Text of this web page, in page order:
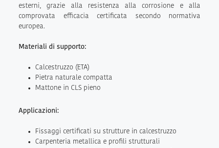
esterni, grazie alla resistenza alla corrosione e alla
comprovata efficacia certificata secondo normativa
europea.
Materiali di supporto:
Calcestruzzo (ETA)
Pietra naturale compatta
Mattone in CLS pieno
Applicazioni:
Fissaggi certificati su strutture in calcestruzzo
Carpenteria metallica e profili strutturali